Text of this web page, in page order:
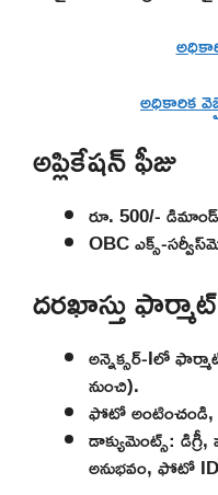
అధికారిక
అప్లికేషన్ ఫీజు
రూ. 500/-
OBC ఎక్స్-
దరఖాస్తు ఫార్మాట్
అన్నెక్సర్-Iలో
నుంచి).
ఫోటో
డాక్యుమెంట్స్: డిగ్రీ,
అనుభవం, ఫోటో